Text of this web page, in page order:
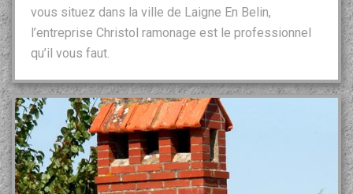
vous situez dans la ville de Laigne En Belin,
l’entreprise Christol ramonage est le professionnel
qu’il vous faut.